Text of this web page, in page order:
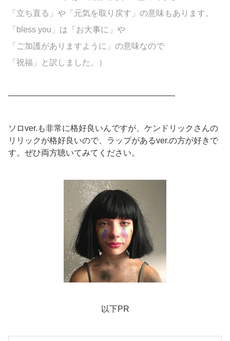
「立ち直る」や「元気を取り戻す」の意味もあります。
「bless you」は「お大事に」や
「ご加護がありますように」の意味なので
「祝福」と訳しました。）
————————————————————-
ソロver.も非常に格好良いんですが、ケンドリックさんの
リリックが格好良いので、ラップがあるver.の方が好きで
す。ぜひ両方聴いてみてください。
以下PR